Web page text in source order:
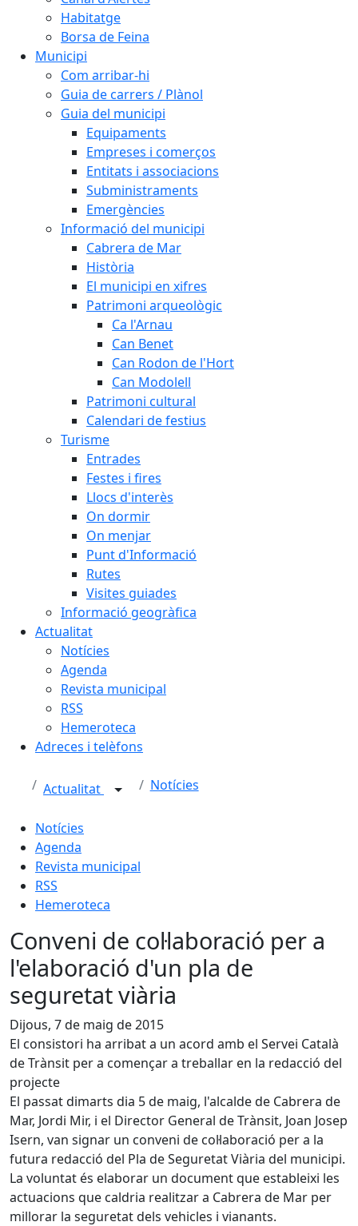
Habitatge
Borsa de Feina
Municipi
Com arribar-hi
Guia de carrers / Plànol
Guia del municipi
Equipaments
Empreses i comerços
Entitats i associacions
Subministraments
Emergències
Informació del municipi
Cabrera de Mar
Història
El municipi en xifres
Patrimoni arqueològic
Ca l'Arnau
Can Benet
Can Rodon de l'Hort
Can Modolell
Patrimoni cultural
Calendari de festius
Turisme
Entrades
Festes i fires
Llocs d'interès
On dormir
On menjar
Punt d'Informació
Rutes
Visites guiades
Informació geogràfica
Actualitat
Notícies
Agenda
Revista municipal
RSS
Hemeroteca
Adreces i telèfons
Actualitat Notícies
Notícies
Agenda
Revista municipal
RSS
Hemeroteca
Conveni de col·laboració per a
l'elaboració d'un pla de
seguretat viària
Dijous, 7 de maig de 2015
El consistori ha arribat a un acord amb el Servei Català
de Trànsit per a començar a treballar en la redacció del
projecte
El passat dimarts dia 5 de maig, l'alcalde de Cabrera de
Mar, Jordi Mir, i el Director General de Trànsit, Joan Josep
Isern, van signar un conveni de col·laboració per a la
futura redacció del Pla de Seguretat Viària del municipi.
La voluntat és elaborar un document que estableixi les
actuacions que caldria realitzar a Cabrera de Mar per
millorar la seguretat dels vehicles i vianants.